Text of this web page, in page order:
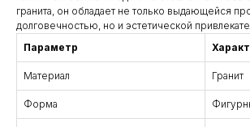
гранита, он обладает не только выдающейся
долговечностью, но и эстетической
Параметр
Материал Гранит
Форма